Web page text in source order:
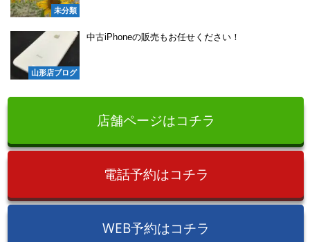
未分類
山形店ブログ
中古iPhoneの販売もお任せください！
店舗ページはコチラ
電話予約はコチラ
WEB予約はコチラ